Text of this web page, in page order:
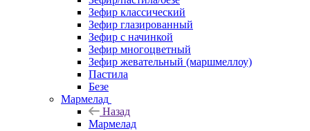
Зефир классический
Зефир глазированный
Зефир с начинкой
Зефир многоцветный
Зефир жевательный (маршмеллоу)
Пастила
Безе
Мармелад
Назад
Мармелад